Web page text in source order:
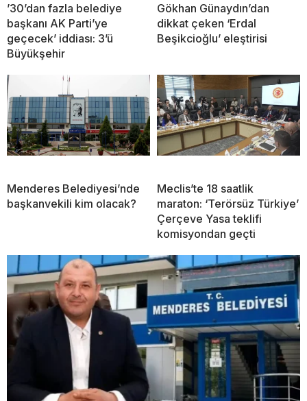
’30’dan fazla belediye
başkanı AK Parti’ye
geçecek’ iddiası: 3’ü
Büyükşehir
Gökhan Günaydın’dan
dikkat çeken ‘Erdal
Beşikcioğlu’ eleştirisi
Menderes Belediyesi’nde
başkanvekili kim olacak?
Meclis’te 18 saatlik
maraton: ‘Terörsüz Türkiye’
Çerçeve Yasa teklifi
komisyondan geçti